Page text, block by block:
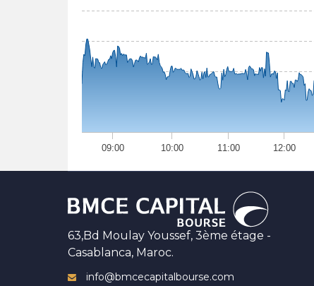
09:00 10:00 11:00 12:00
63,Bd Moulay Youssef, 3ème étage -
Casablanca, Maroc.
info@bmcecapitalbourse.com